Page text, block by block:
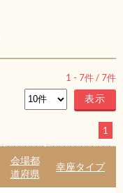
1 - 7件 / 7件
1
会場都
道府県
幸座タイプ